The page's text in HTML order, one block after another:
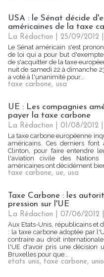
USA : le Sénat décide
américaines de la taxe
La Rédaction | 25/09/2012
Le Sénat américain s'est
de loi qui a pour but
de s'acquitter de la taxe
nuit de samedi 22 à dimanche
a voté à l'unanimité pour...
taxe carbone, usa
UE : Les compagnies
payer la taxe carbone
La Rédaction | 01/08/2012
La taxe carbone européenne
américains. Ces derniers
Clinton, pour faire entendre
l'aviation civile des Nations
américaines ont décidément
taxe carbone, ue, usa
Taxe Carbone : les
pression sur l'UE
La Rédaction | 07/06/2012
Aux Etats-Unis, républicains et
: la taxe carbone adoptée par
contraire au droit
l'UE d'avoir pris une décision
Bruxelles pour que...
etats unis, taxe carbone,